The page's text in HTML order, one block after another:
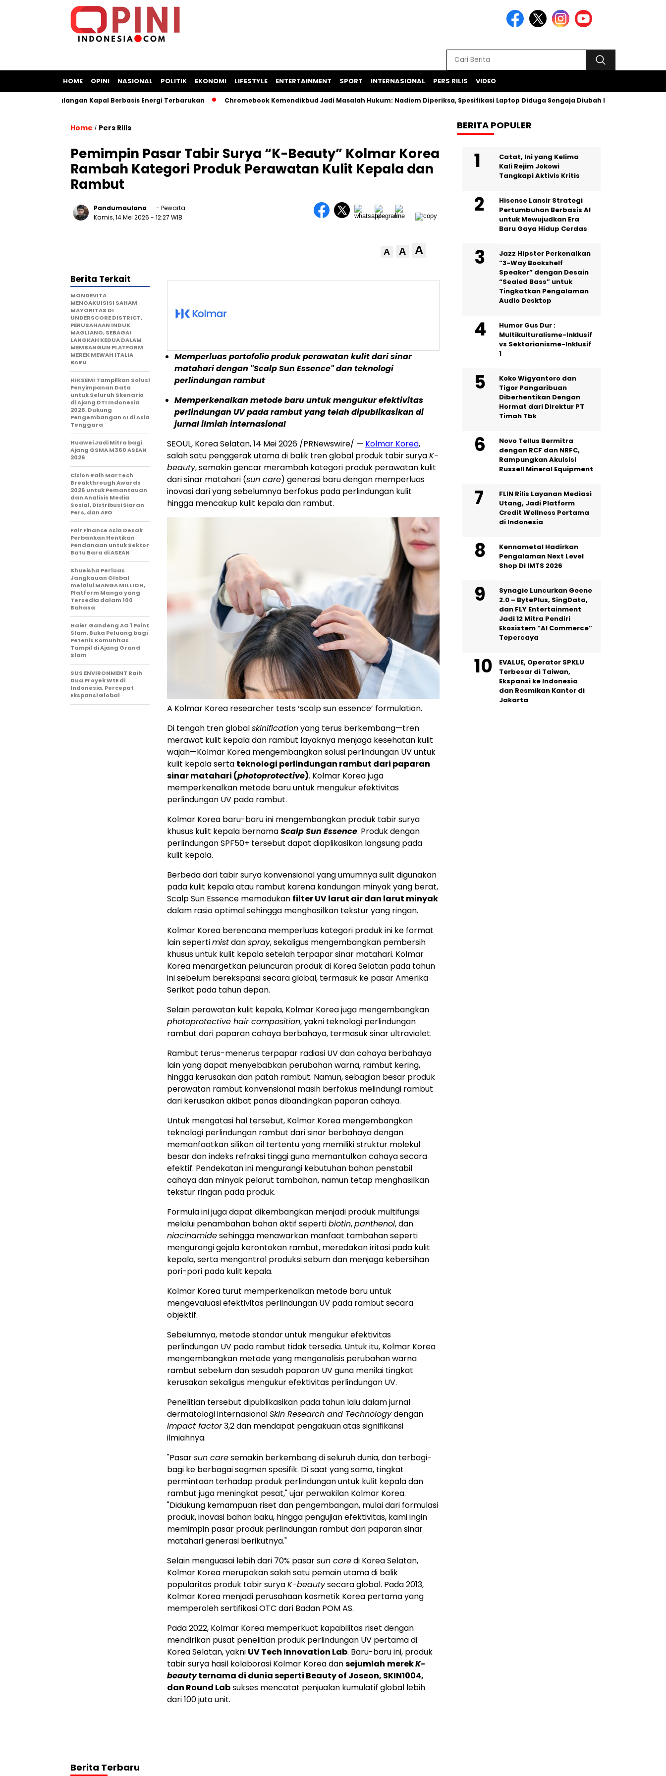
HOME OPINI NASIONAL POLITIK EKONOMI LIFESTYLE ENTERTAINMENT SPORT INTERNASIONAL PERS RILIS VIDEO
Galangan Kapal Berbasis Energi Terbarukan Chromebook Kemendikbud Jadi Masalah Hukum: Nadiem Diperiksa, Spesifikasi Laptop Diduga Sengaja Diubah Paksa
Home / Pers Rilis
Pemimpin Pasar Tabir Surya “K-Beauty” Kolmar Korea
Rambah Kategori Produk Perawatan Kulit Kepala dan
Rambut
Pandumaulana
- Pewarta
Kamis, 14 Mei 2026 - 12:27 WIB
A A A
Memperluas portofolio produk perawatan kulit dari sinar
matahari dengan "Scalp Sun Essence" dan teknologi
perlindungan rambut
Memperkenalkan metode baru untuk mengukur efektivitas
perlindungan UV pada rambut yang telah dipublikasikan di
jurnal ilmiah internasional
SEOUL, Korea Selatan, 14 Mei 2026 /PRNewswire/ — Kolmar Korea,
salah satu penggerak utama di balik tren global produk tabir suryaK-
beauty, semakin gencar merambah kategori produk perawatan kulit
dari sinar matahari (sun care) generasi baru dengan memperluas
inovasi dari yang sebelumnya berfokus pada perlindungan kulit
hingga mencakup kulit kepala dan rambut.
A Kolmar Korea researcher tests ‘scalp sun essence’ formulation.
Di tengah tren globalskinificationyang terus berkembang—tren
merawat kulit kepala dan rambut layaknya menjaga kesehatan kulit
wajah—Kolmar Korea mengembangkan solusi perlindungan UV untuk
kulit kepala serta teknologi perlindungan rambut dari paparan
sinar matahari (photoprotective). Kolmar Korea juga
memperkenalkan metode baru untuk mengukur efektivitas
perlindungan UV pada rambut.
Kolmar Korea baru-baru ini mengembangkan produk tabir surya
khusus kulit kepala bernamaScalp Sun Essence. Produk dengan
perlindungan SPF50+ tersebut dapat diaplikasikan langsung pada
kulit kepala.
Berbeda dari tabir surya konvensional yang umumnya sulit digunakan
pada kulit kepala atau rambut karena kandungan minyak yang berat,
Scalp Sun Essence memadukan filter UV larut air dan larut minyak
dalam rasio optimal sehingga menghasilkan tekstur yang ringan.
Kolmar Korea berencana memperluas kategori produk ini ke format
lain sepertimistdanspray, sekaligus mengembangkan pembersih
khusus untuk kulit kepala setelah terpapar sinar matahari. Kolmar
Korea menargetkan peluncuran produk di Korea Selatan pada tahun
ini sebelum berekspansi secara global, termasuk ke pasar Amerika
Serikat pada tahun depan.
Selain perawatan kulit kepala, Kolmar Korea juga mengembangkan
photoprotective hair composition, yakni teknologi perlindungan
rambut dari paparan cahaya berbahaya, termasuk sinar ultraviolet.
Rambut terus-menerus terpapar radiasi UV dan cahaya berbahaya
lain yang dapat menyebabkan perubahan warna, rambut kering,
hingga kerusakan dan patah rambut. Namun, sebagian besar produk
perawatan rambut konvensional masih berfokus melindungi rambut
dari kerusakan akibat panas dibandingkan paparan cahaya.
Untuk mengatasi hal tersebut, Kolmar Korea mengembangkan
teknologi perlindungan rambut dari sinar berbahaya dengan
memanfaatkan silikon oil tertentu yang memiliki struktur molekul
besar dan indeks refraksi tinggi guna memantulkan cahaya secara
efektif. Pendekatan ini mengurangi kebutuhan bahan penstabil
cahaya dan minyak pelarut tambahan, namun tetap menghasilkan
tekstur ringan pada produk.
Formula ini juga dapat dikembangkan menjadi produk multifungsi
melalui penambahan bahan aktif sepertibiotin,panthenol, dan
niacinamidesehingga menawarkan manfaat tambahan seperti
mengurangi gejala kerontokan rambut, meredakan iritasi pada kulit
kepala, serta mengontrol produksi sebum dan menjaga kebersihan
pori-pori pada kulit kepala.
Kolmar Korea turut memperkenalkan metode baru untuk
mengevaluasi efektivitas perlindungan UV pada rambut secara
objektif.
Sebelumnya, metode standar untuk mengukur efektivitas
perlindungan UV pada rambut tidak tersedia. Untuk itu, Kolmar Korea
mengembangkan metode yang menganalisis perubahan warna
rambut sebelum dan sesudah paparan UV guna menilai tingkat
kerusakan sekaligus mengukur efektivitas perlindungan UV.
Penelitian tersebut dipublikasikan pada tahun lalu dalam jurnal
dermatologi internasionalSkin Research and Technologydengan
impact factor3,2 dan mendapat pengakuan atas signifikansi
ilmiahnya.
"Pasarsun caresemakin berkembang di seluruh dunia, dan terbagi-
bagi ke berbagai segmen spesifik. Di saat yang sama, tingkat
permintaan terhadap produk perlindungan untuk kulit kepala dan
rambut juga meningkat pesat," ujar perwakilan Kolmar Korea.
"Didukung kemampuan riset dan pengembangan, mulai dari formulasi
produk, inovasi bahan baku, hingga pengujian efektivitas, kami ingin
memimpin pasar produk perlindungan rambut dari paparan sinar
matahari generasi berikutnya."
Selain menguasai lebih dari 70% pasarsun caredi Korea Selatan,
Kolmar Korea merupakan salah satu pemain utama di balik
popularitas produk tabir suryaK-beautysecara global. Pada 2013,
Kolmar Korea menjadi perusahaan kosmetik Korea pertama yang
memperoleh sertifikasi OTC dari Badan POM AS.
Pada 2022, Kolmar Korea memperkuat kapabilitas riset dengan
mendirikan pusat penelitian produk perlindungan UV pertama di
Korea Selatan, yakni UV Tech Innovation Lab. Baru-baru ini, produk
tabir surya hasil kolaborasi Kolmar Korea dansejumlah merekK-
beautyternama di dunia seperti Beauty of Joseon, SKIN1004,
dan Round Labsukses mencatat penjualan kumulatif global lebih
dari 100 juta unit.
Berita Terkait
MONDEVITA
MENGAKUISISI SAHAM
MAYORITAS DI
UNDERSCORE DISTRICT,
PERUSAHAAN INDUK
MAGLIANO, SEBAGAI
LANGKAH KEDUA DALAM
MEMBANGUN PLATFORM
MEREK MEWAH ITALIA
BARU
HIKSEMI Tampilkan Solusi
Penyimpanan Data
untuk Seluruh Skenario
di Ajang DTI Indonesia
2026, Dukung
Pengembangan AI di Asia
Tenggara
Huawei Jadi Mitra bagi
Ajang GSMA M360 ASEAN
2026
Cision Raih MarTech
Breakthrough Awards
2026 untuk Pemantauan
dan Analisis Media
Sosial, Distribusi Siaran
Pers, dan AEO
Fair Finance Asia Desak
Perbankan Hentikan
Pendanaan untuk Sektor
Batu Bara di ASEAN
Shueisha Perluas
Jangkauan Global
melalui MANGA MILLION,
Platform Manga yang
Tersedia dalam 100
Bahasa
Haier Gandeng AO 1 Point
Slam, Buka Peluang bagi
Petenis Komunitas
Tampil di Ajang Grand
Slam
SUS ENVIRONMENT Raih
Dua Proyek WtE di
Indonesia, Percepat
Ekspansi Global
Berita Terbaru
BERITA POPULER
Catat, Ini yang Kelima
Kali Rejim Jokowi
Tangkapi Aktivis Kritis
Hisense Lansir Strategi
Pertumbuhan Berbasis AI
untuk Mewujudkan Era
Baru Gaya Hidup Cerdas
Jazz Hipster Perkenalkan
“3-Way Bookshelf
Speaker” dengan Desain
“Sealed Bass” untuk
Tingkatkan Pengalaman
Audio Desktop
Humor Gus Dur :
Multikulturalisme-Inklusif
vs Sektarianisme-Inklusif
1
Koko Wigyantoro dan
Tigor Pangaribuan
Diberhentikan Dengan
Hormat dari Direktur PT
Timah Tbk
Novo Tellus Bermitra
dengan RCF dan NRFC,
Rampungkan Akuisisi
Russell Mineral Equipment
FLIN Rilis Layanan Mediasi
Utang, Jadi Platform
Credit Wellness Pertama
di Indonesia
Kennametal Hadirkan
Pengalaman Next Level
Shop Di IMTS 2026
Synagie Luncurkan Geene
2.0 – BytePlus, SingData,
dan FLY Entertainment
Jadi 12 Mitra Pendiri
Ekosistem “AI Commerce”
Tepercaya
EVALUE, Operator SPKLU
Terbesar di Taiwan,
Ekspansi ke Indonesia
dan Resmikan Kantor di
Jakarta